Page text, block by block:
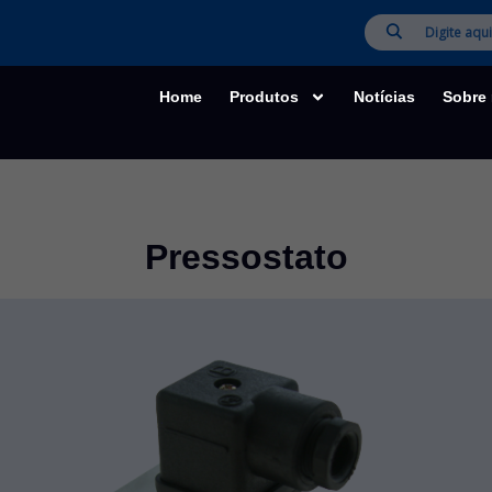
Home Produtos Notícias Sobre
Pressostato